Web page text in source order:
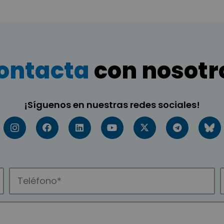
con
¡Síguenos en nuestras redes sociales!